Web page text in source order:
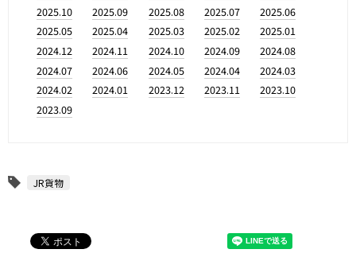
2025.10
2025.09 2025.08 2025.07
2025.06
2025.05
2025.04 2025.03 2025.02
2025.01
2024.12
2024.11 2024.10 2024.09
2024.08
2024.07
2024.06 2024.05 2024.04
2024.03
2024.02
2024.01 2023.12 2023.11
2023.10
2023.09
JR貨物